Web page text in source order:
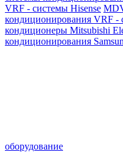
VRF - системы Hisense
кондиционирования VRF -
кондиционеры Mitsubishi
кондиционирования
оборудование